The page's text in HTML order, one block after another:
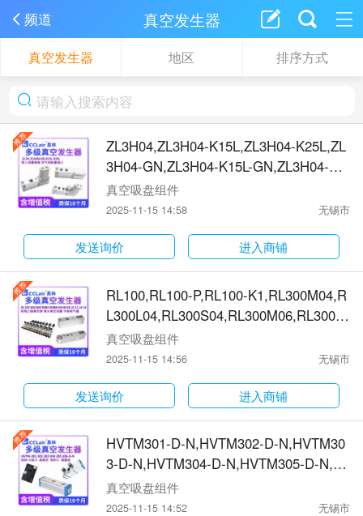
频道 真空发生器
真空发生器 地区 排序方式
ZL3H04,ZL3H04-K15L,ZL3H04-K25L,ZL
3H04-GN,ZL3H04-K15L-GN,ZL3H04-K2
5L-GN,ZL3H04-G,ZL3H04-K15L-G,ZL3H
04-K25L-G,ZL3H04-DN,ZL3H04-K15L-D
3H04-K15L-FP,ZL3H04-K25L-DN,ZL3H0
4-K25L-DP,ZL3H04-K25L-FN,ZL3H04-K2
5L-FP真空发生器
真空吸盘组件
2025-11-15 14:58 无锡市
发送询价 进入商铺
RL100,RL100-P,RL100-K1,RL300M04,R
L300L04,RL300S04,RL300M06,RL300L0
6,RL300S06,RL600M04,RL600L04,RL60
0S04,RL600M06,RL600L06,RL600S06,
RVBX-06,RVBX-08,RVBX-10,RVBX-12,R
VBX-14,RVBX-16,RVBX-04-T,RVBX-06-
T真空发生器
真空吸盘组件
2025-11-15 14:56 无锡市
发送询价 进入商铺
HVTM301-D-N,HVTM302-D-N,HVTM30
3-D-N,HVTM304-D-N,HVTM305-D-N,H
VTM306-D-N,HVTM307-DN,HVTM307-
DNA,HVTM308-DN,HVTM308-DNA,HV
真空吸盘组件
2025-11-15 14:52 无锡市